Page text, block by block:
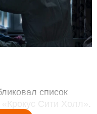
список
Сити Холл».